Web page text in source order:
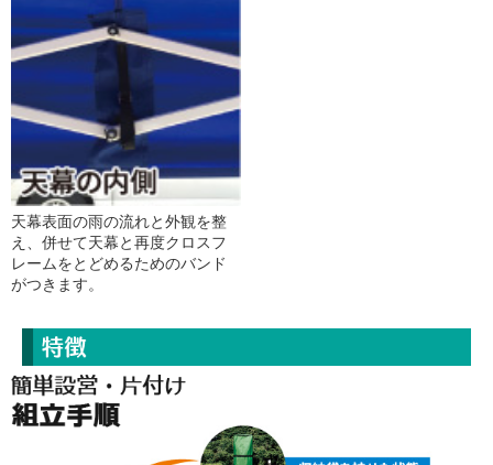
天幕表面の雨の流れと外観を整
え、併せて天幕と再度クロスフ
レームをとどめるためのバンド
がつきます。